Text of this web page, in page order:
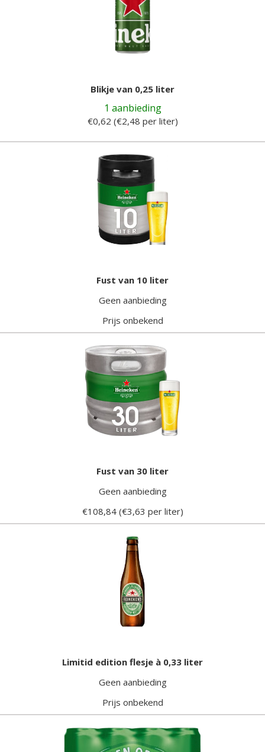
Blikje van 0,25 liter
1 aanbieding
€0,62 (€2,48 per liter)
Fust van 10 liter
Geen aanbieding
Prijs onbekend
Fust van 30 liter
Geen aanbieding
€108,84 (€3,63 per liter)
Limitid edition flesje à 0,33 liter
Geen aanbieding
Prijs onbekend